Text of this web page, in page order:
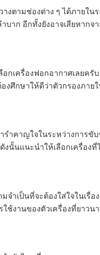
ตามช่องต่าง ๆ ได้ภายใน
ก อีกทั้งยังอาจเสียหากจ
เครื่องฟอกอากาศเลยค
องศึกษาให้ดีว่าตัวกรองภา
รำคาญใจในระหว่างการ
นั้นแนะนำให้เลือกเครื่องที่
จำเป็นที่จะต้องใส่ใจในเ
ใช้งานของตัวเครื่องที่ยาวน